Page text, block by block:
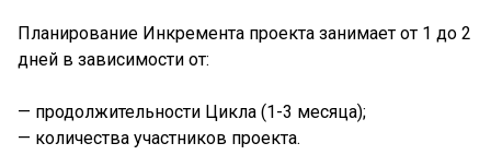
Планирование Инкремента проекта занимает от 1 до 2
дней в зависимости от:
— продолжительности Цикла (1-3 месяца);
— количества участников проекта.